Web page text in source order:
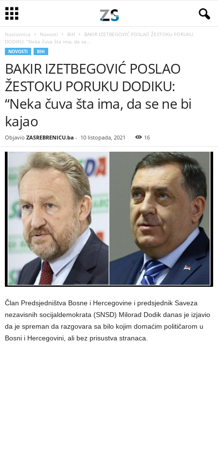
Naslovnica Novosti BiH
BAKIR IZETBEGOVIĆ POSLAO ŽESTOKU PORUKU
DODIKU: “Neka čuva šta ima, da se...
NOVOSTI BIH
BAKIR IZETBEGOVIĆ POSLAO
ŽESTOKU PORUKU DODIKU:
“Neka čuva šta ima, da se ne bi
kajao
Objavio ZASREBRENICU.ba - 10 listopada, 2021 16
Član Predsjedništva Bosne i Hercegovine i predsjednik Saveza
nezavisnih socijaldemokrata (SNSD) Milorad Dodik danas je izjavio
da je spreman da razgovara sa bilo kojim domaćim političarom u
Bosni i Hercegovini, ali bez prisustva stranaca.